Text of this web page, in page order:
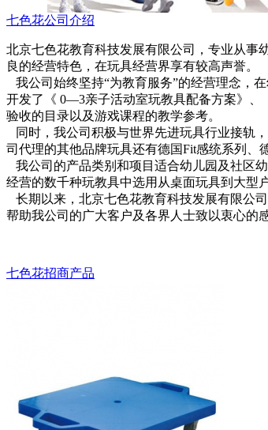
七色花公司介绍
北京七色花教育科技发展有限公司，专业从事
良的经营特色，在玩具经营界享有较高声誉。
我公司始终坚持“为教育服务”的经营理念，
开发了《 0—3亲子活动室玩教具配备方案》、
验收的目录以及游戏课程的教学参考。
同时，我公司积极与世界先进玩具行业接轨
司代理的其他品牌玩具还有德国Fit感统系列、
我公司的产品类别和项目适合幼儿园及社区
经营的数千种玩教具中选用从桌面玩具到大型
长期以来，北京七色花教育科技发展有限公
帮助我公司的广大客户及各界人士致以衷心的
七色花招商产品